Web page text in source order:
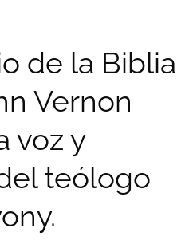
de la Biblia
Vernon
voz y
teólogo